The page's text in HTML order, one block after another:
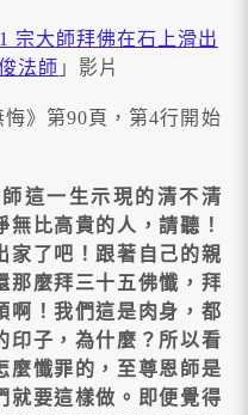
宗大師拜佛在石上滑出
法師 」影片
》第90頁，第4行開始
這一生示現的清不清
比高貴的人，請聽！
家了吧！跟著自己的親
那麼拜三十五佛懺，拜
啊！我們這是肉身，都
印子，為什麼？所以看
麼懺罪的，至尊恩師是
就要這樣做。即便覺得